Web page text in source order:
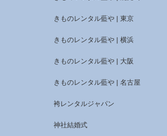
きものレンタル藍や | 東京
きものレンタル藍や | 横浜
きものレンタル藍や | 大阪
きものレンタル藍や | 名古屋
袴レンタルジャパン
神社結婚式